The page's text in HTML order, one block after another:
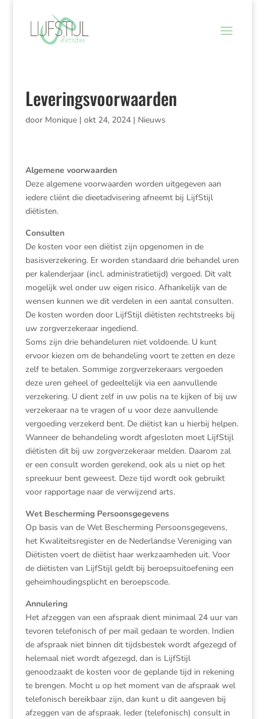
Leveringsvoorwaarden
door Monique| okt 24, 2024| Nieuws
Algemene voorwaarden
Deze algemene voorwaarden worden uitgegeven aan
iedere cliënt die dieetadvisering afneemt bij LijfStijl
diëtisten.
Consulten
De kosten voor een diëtist zijn opgenomen in de
basisverzekering. Er worden standaard drie behandel uren
per kalenderjaar (incl. administratietijd) vergoed. Dit valt
mogelijk wel onder uw eigen risico. Afhankelijk van de
wensen kunnen we dit verdelen in een aantal consulten.
De kosten worden door LijfStijl diëtisten rechtstreeks bij
uw zorgverzekeraar ingediend.
Soms zijn drie behandeluren niet voldoende. U kunt
ervoor kiezen om de behandeling voort te zetten en deze
zelf te betalen. Sommige zorgverzekeraars vergoeden
deze uren geheel of gedeeltelijk via een aanvullende
verzekering. U dient zelf in uw polis na te kijken of bij uw
verzekeraar na te vragen of u voor deze aanvullende
vergoeding verzekerd bent. De diëtist kan u hierbij helpen.
Wanneer de behandeling wordt afgesloten moet LijfStijl
diëtisten dit bij uw zorgverzekeraar melden. Daarom zal
er een consult worden gerekend, ook als u niet op het
spreekuur bent geweest. Deze tijd wordt ook gebruikt
voor rapportage naar de verwijzend arts.
Wet Bescherming Persoonsgegevens
Op basis van de Wet Bescherming Persoonsgegevens,
het Kwaliteitsregister en de Nederlandse Vereniging van
Diëtisten voert de diëtist haar werkzaamheden uit. Voor
de diëtisten van LijfStijl geldt bij beroepsuitoefening een
geheimhoudingsplicht en beroepscode.
Annulering
Het afzeggen van een afspraak dient minimaal 24 uur van
tevoren telefonisch of per mail gedaan te worden. Indien
de afspraak niet binnen dit tijdsbestek wordt afgezegd of
helemaal niet wordt afgezegd, dan is LijfStijl
genoodzaakt de kosten voor de geplande tijd in rekening
te brengen. Mocht u op het moment van de afspraak wel
telefonisch bereikbaar zijn, dan kunt u dit aangeven bij
afzeggen van de afspraak. Ieder (telefonisch) consult in